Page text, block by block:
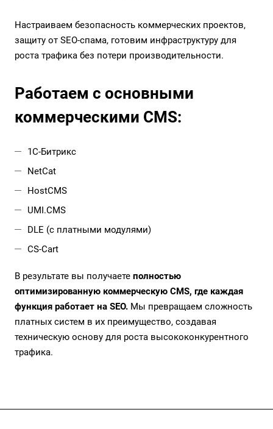
Настраиваем безопасность коммерческих проектов,
защиту от SEO-спама, готовим инфраструктуру для
роста трафика без потери производительности.
Работаем с основными
коммерческими CMS:
1С-Битрикс
NetCat
HostCMS
UMI.CMS
DLE (с платными модулями)
CS-Cart
В результате вы получаете полностью
оптимизированную коммерческую CMS, где каждая
функция работает на SEO. Мы превращаем сложность
платных систем в их преимущество, создавая
техническую основу для роста высококонкурентного
трафика.